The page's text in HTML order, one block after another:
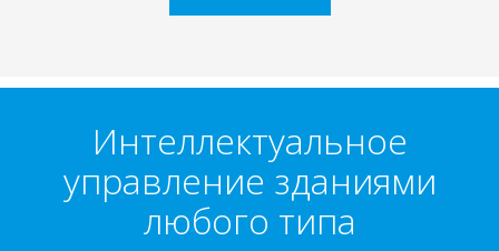
Интеллектуальное
управление зданиями
любого типа